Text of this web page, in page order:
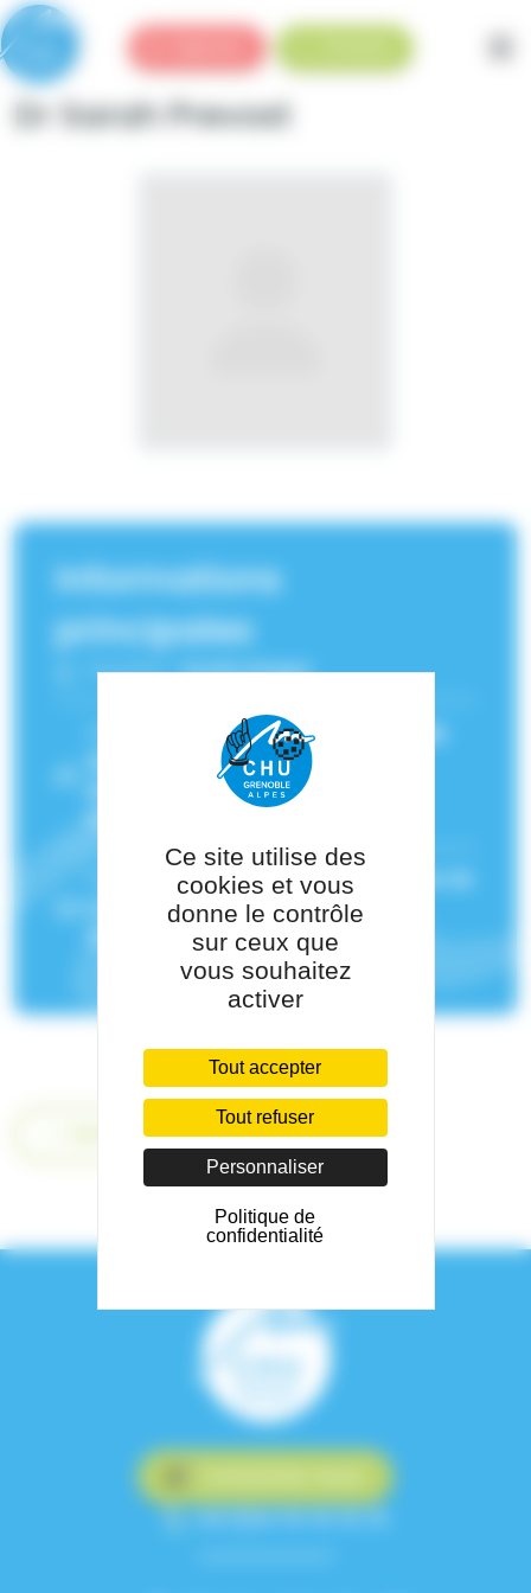
Dr Sarah Prevost
Informations
principales
Fonction :Gynécologue
Service(s) de rattachement :
digestive et générale - Voiron
Maternité - Obstétrique - Voiron
Pôle de rattachement :Pôle Médecine de
la Reproduction - Obstétrique -
Gynécologie
+33 (0)4 76 76 75 75
Panneau de gestion des cookies
Ce site utilise des
cookies et vous
donne le contrôle
sur ceux que
vous souhaitez
activer
Tout accepter
Tout refuser
Personnaliser
Politique de
confidentialité